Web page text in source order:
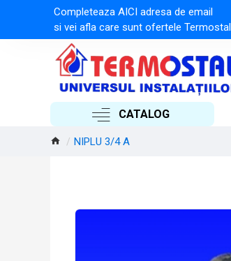
Completeaza AICI adresa de email
si vei afla care sunt ofertele Termostal
CATALOG
NIPLU 3/4 A